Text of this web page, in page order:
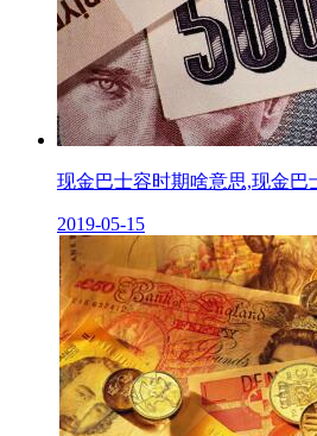
现金巴士容时期啥意思,现金巴
2019-05-15